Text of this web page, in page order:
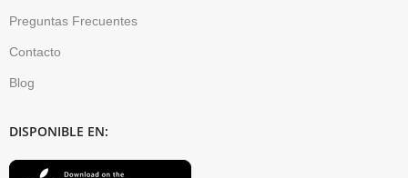
Preguntas Frecuentes
Contacto
Blog
DISPONIBLE EN: